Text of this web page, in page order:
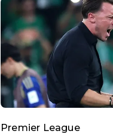
Premier League